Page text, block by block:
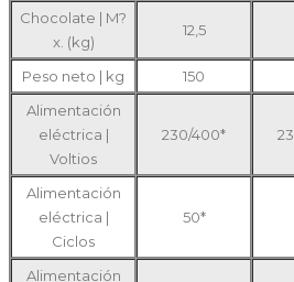
Chocolate | M?
x. (kg)
12,5
Peso neto | kg 150
Alimentación
eléctrica |
Voltios
230/400*
Alimentación
eléctrica |
Ciclos
50*
Alimentación